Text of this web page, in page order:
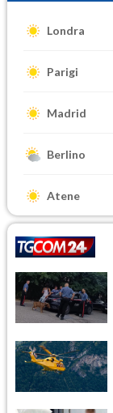
Londra
Parigi
Madrid
Berlino
Atene